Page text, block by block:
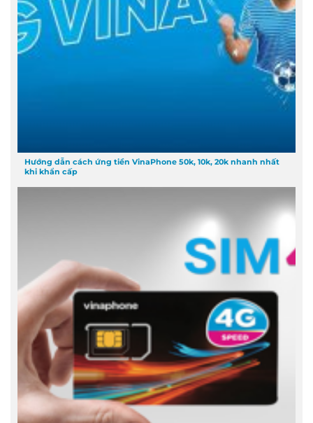
Hướng dẫn cách ứng tiền VinaPhone 50k, 10k, 20k nhanh nhất
khi khẩn cấp